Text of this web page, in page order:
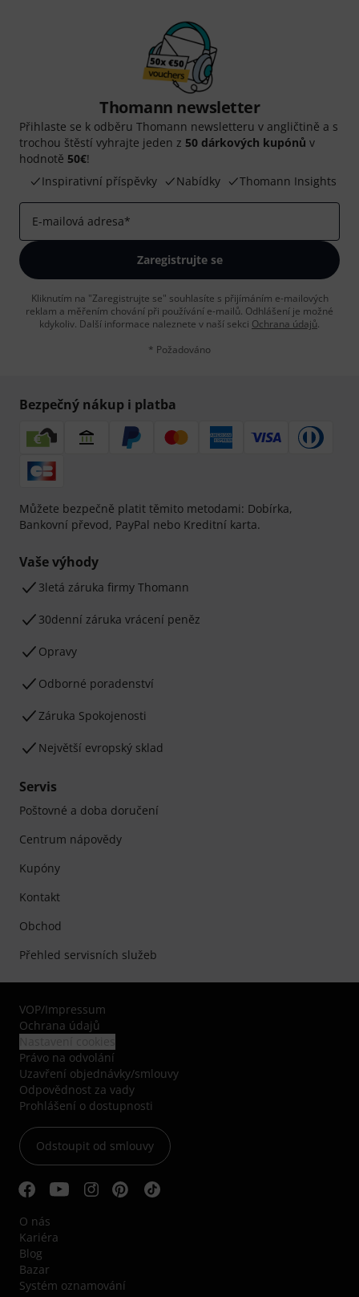
Thomann newsletter
Přihlaste se k odběru Thomann newsletteru v angličtině a s
trochou štěstí vyhrajte jeden z 50 dárkových kupónů v
hodnotě 50€!
Inspirativní příspěvky
Nabídky Thomann Insights
E-mailová adresa*
Zaregistrujte se
Kliknutím na "Zaregistrujte se" souhlasíte s přijímáním e-mailových
reklam a měřením chování při používání e-mailů. Odhlášení je možné
kdykoliv. Další informace naleznete v naší sekci Ochrana údajů.
* Požadováno
Bezpečný nákup i platba
Můžete bezpečně platit těmito metodami: Dobírka,
Bankovní převod, PayPal nebo Kreditní karta.
Vaše výhody
3letá záruka firmy Thomann
30denní záruka vrácení peněz
Opravy
Odborné poradenství
Záruka Spokojenosti
Největší evropský sklad
Servis
Poštovné a doba doručení
Centrum nápovědy
Kupóny
Kontakt
Obchod
Přehled servisních služeb
VOP/Impressum
Ochrana údajů
Právo na odvolání
Uzavření objednávky/smlouvy
Odpovědnost za vady
Prohlášení o dostupnosti
Odstoupit od smlouvy
O nás
Kariéra
Blog
Bazar
Systém oznamování